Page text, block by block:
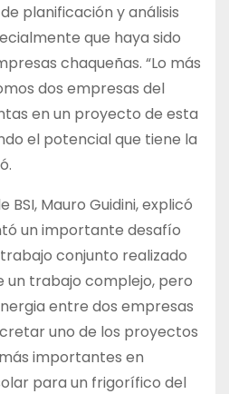
planificación y análisis
que haya sido
chaqueñas. “Lo más
dos empresas del
en un proyecto de esta
el potencial que tiene la
BSI, Mauro Guidini, explicó
un importante desafío
conjunto realizado
un trabajo complejo, pero
entre dos empresas
uno de los proyectos
importantes en
para un frigorífico del